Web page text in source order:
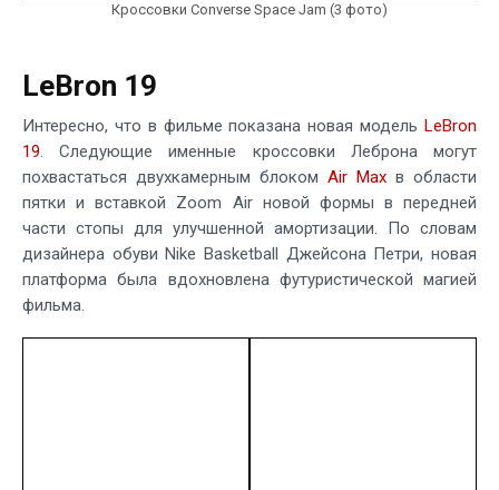
Кроссовки Converse Space Jam (3 фото)
LeBron 19
Интересно, что в фильме показана новая модель LeBron
19. Следующие именные кроссовки Леброна могут
похвастаться двухкамерным блоком Air Max в области
пятки и вставкой Zoom Air новой формы в передней
части стопы для улучшенной амортизации. По словам
дизайнера обуви Nike Basketball Джейсона Петри, новая
платформа была вдохновлена футуристической магией
фильма.